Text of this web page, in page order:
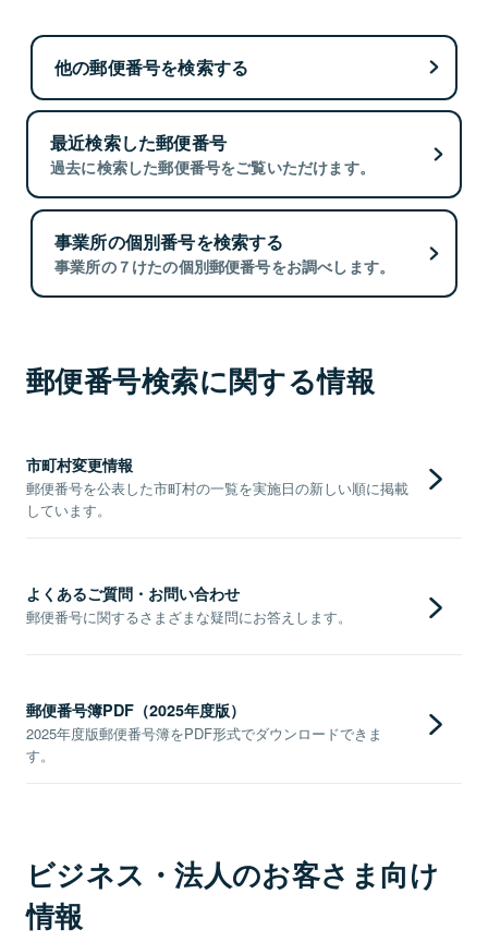
他の郵便番号を検索する
最近検索した郵便番号
過去に検索した郵便番号をご覧いただけます。
事業所の個別番号を検索する
事業所の７けたの個別郵便番号をお調べします。
郵便番号検索に関する情報
市町村変更情報
郵便番号を公表した市町村の一覧を実施日の新しい順に掲載
しています。
よくあるご質問・お問い合わせ
郵便番号に関するさまざまな疑問にお答えします。
郵便番号簿PDF（2025年度版）
2025年度版郵便番号簿をPDF形式でダウンロードできま
す。
ビジネス・法人のお客さま向け
情報